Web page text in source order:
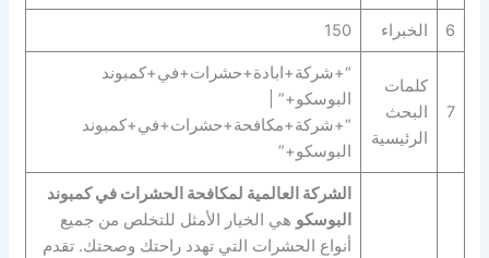
6 الخبراء 150
7
كلمات
البحث
الرئيسية
“+شركة+ابادة+حشرات+في+كمبوند
البوسكو+” |
“+شركة+مكافحة+حشرات+في+كمبوند
البوسكو+”
الشركة العالمية لمكافحة الحشرات في كمبوند
البوسكو هي الخيار الأمثل للتخلص من جميع
أنواع الحشرات التي تهدد راحتك وصحتك. تقدم